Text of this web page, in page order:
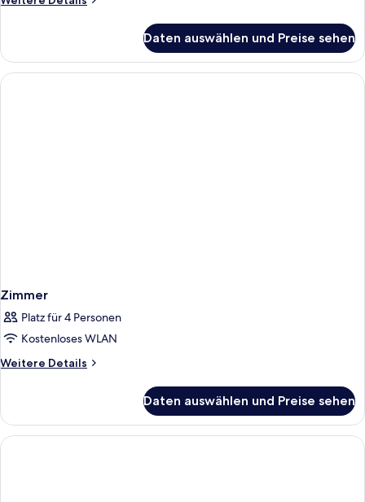
Daten auswählen und Preise sehen
Zimmer
Platz für 4 Personen
Kostenloses WLAN
Weitere Details
Weitere
Daten auswählen und Preise sehen